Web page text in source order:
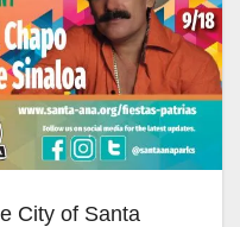
City of Santa